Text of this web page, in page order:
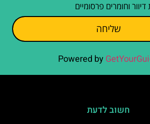
וחומרים פרסומיים
שליחה
Powered by
חשוב לדעת